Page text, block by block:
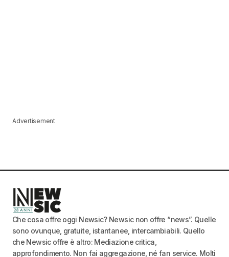
Advertisement
Che cosa offre oggi Newsic? Newsic non offre “news”. Quelle
sono ovunque, gratuite, istantanee, intercambiabili. Quello
che Newsic offre è altro: Mediazione critica,
approfondimento. Non fai aggregazione, né fan service. Molti